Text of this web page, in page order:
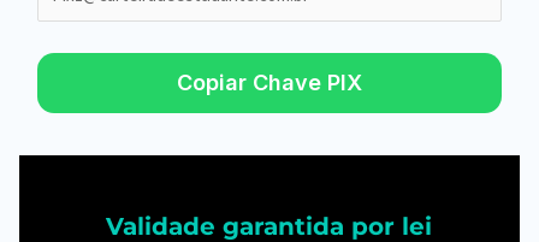
Copiar Chave PIX
Validade garantida por lei